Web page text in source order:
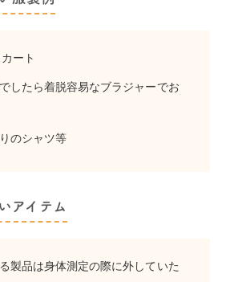
ート
したら着脱容易なブラジャーでお
のシャツ等
アイテム
製品は身体測定の際に外していた